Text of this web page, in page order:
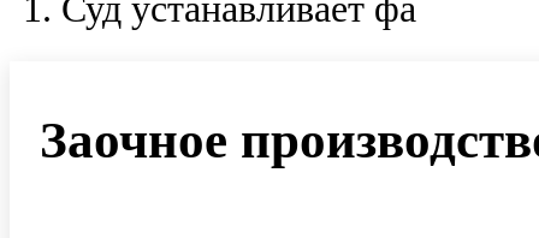
1. Суд устанавливает фа
Заочное